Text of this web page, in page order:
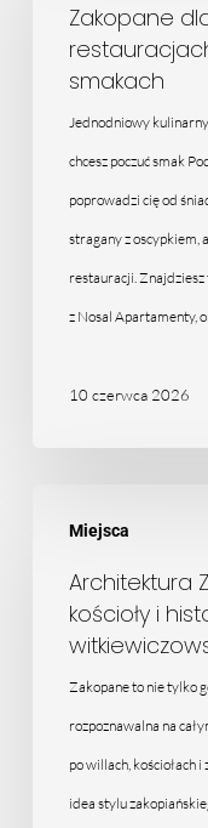
foodies
dzień
restauracjach,
kawiarniach
lokalnych
Zakopane
smakach
Jednodniowy
chcesz poczuć smak
poprowadzi cię od
stragany z oscypkiem,
restauracji.
z Nosal Apartamenty,
10 czerwca 2026
Miejsca
Zakopanego
wille,
kościoły
historia
stylu
Architektura
kościoły i
Zakopane to nie tylko
rozpoznawalna na
po willach, kościołach
idea stylu